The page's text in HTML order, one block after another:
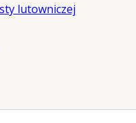
lutowniczej